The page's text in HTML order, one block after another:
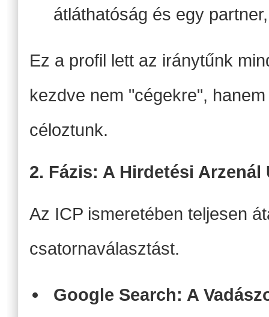
átláthatóság és egy
Ez a profil lett az iránytűnk
kezdve nem "cégekre",
céloztunk.
2. Fázis: A Hirdetési Arzenál
Az ICP ismeretében teljesen
csatornaválasztást.
Google Search: A